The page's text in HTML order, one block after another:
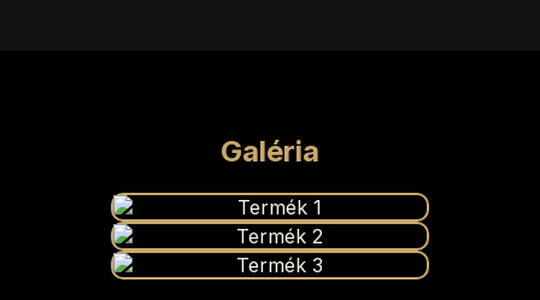
Galéria